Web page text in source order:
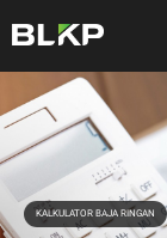
KALKULATOR BAJA RINGAN